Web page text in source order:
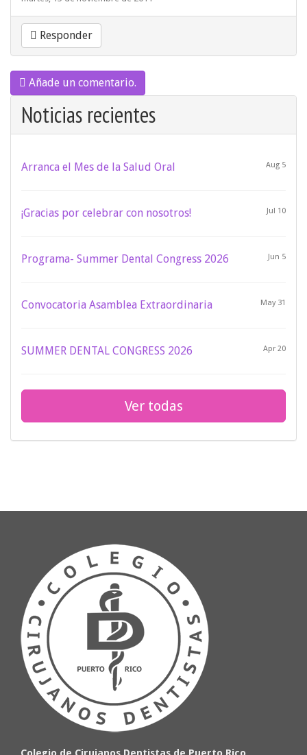
Responder
Añade un comentario.
Noticias recientes
Aug 5
Arranca el Mes de la Salud Oral
Jul 10
¡Gracias por celebrar con nosotros!
Jun 5
Programa- Summer Dental Congress 2026
May 31
Convocatoria Asamblea Extraordinaria
Apr 20
SUMMER DENTAL CONGRESS 2026
Ver todas